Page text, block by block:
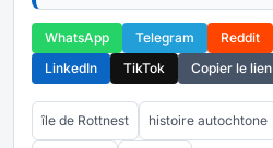
WhatsApp Telegram Reddit
LinkedIn
TikTok Copier le lien
île de Rottnest histoire autochtone